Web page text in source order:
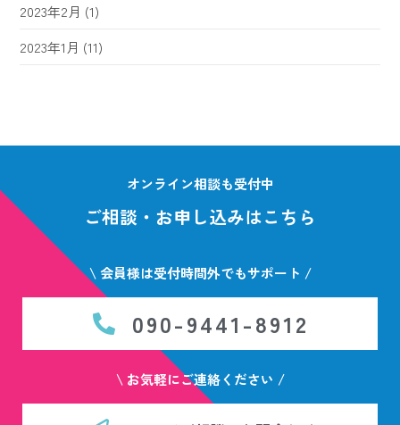
2023年2月 (1)
2023年1月 (11)
オンライン相談も受付中
ご相談・お申し込みはこちら
\ 会員様は受付時間外でもサポート /
090-9441-8912
\ お気軽にご連絡ください /